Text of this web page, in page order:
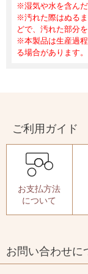
※湿気や水を含んだ
※汚れた際はぬる
どで、汚れた部分
※本製品は生産過
る場合があります。
ご利用ガイド
お支払方法
について
お問い合わせに